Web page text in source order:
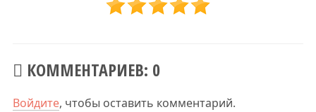
КОММЕНТАРИЕВ: 0
Войдите, чтобы оставить комментарий.